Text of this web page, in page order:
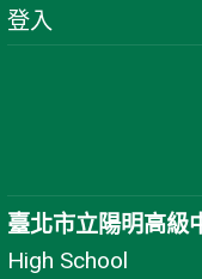
登入
臺北市立陽明高級
High School